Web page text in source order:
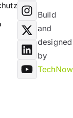
Build
and
designed
by
TechNow